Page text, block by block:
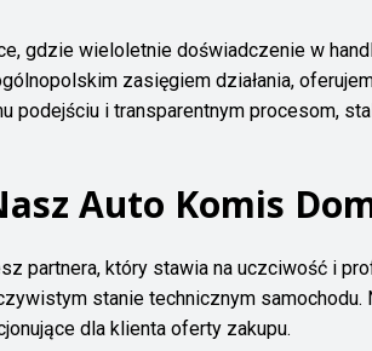
gdzie wieloletnie doświadczenie w
zasięgiem działania,
podejściu i transparentnym procesom,
Auto Komis
partnera, który stawia na uczciwość i
stanie technicznym
dla klienta oferty zakupu.